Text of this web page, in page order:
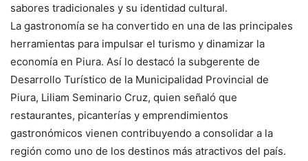
sabores tradicionales y su identidad cultural.
La gastronomía se ha convertido en una de las principales
herramientas para impulsar el turismo y dinamizar la
economía en Piura. Así lo destacó la subgerente de
Desarrollo Turístico de la Municipalidad Provincial de
Piura, Liliam Seminario Cruz, quien señaló que
restaurantes, picanterías y emprendimientos
gastronómicos vienen contribuyendo a consolidar a la
región como uno de los destinos más atractivos del país.